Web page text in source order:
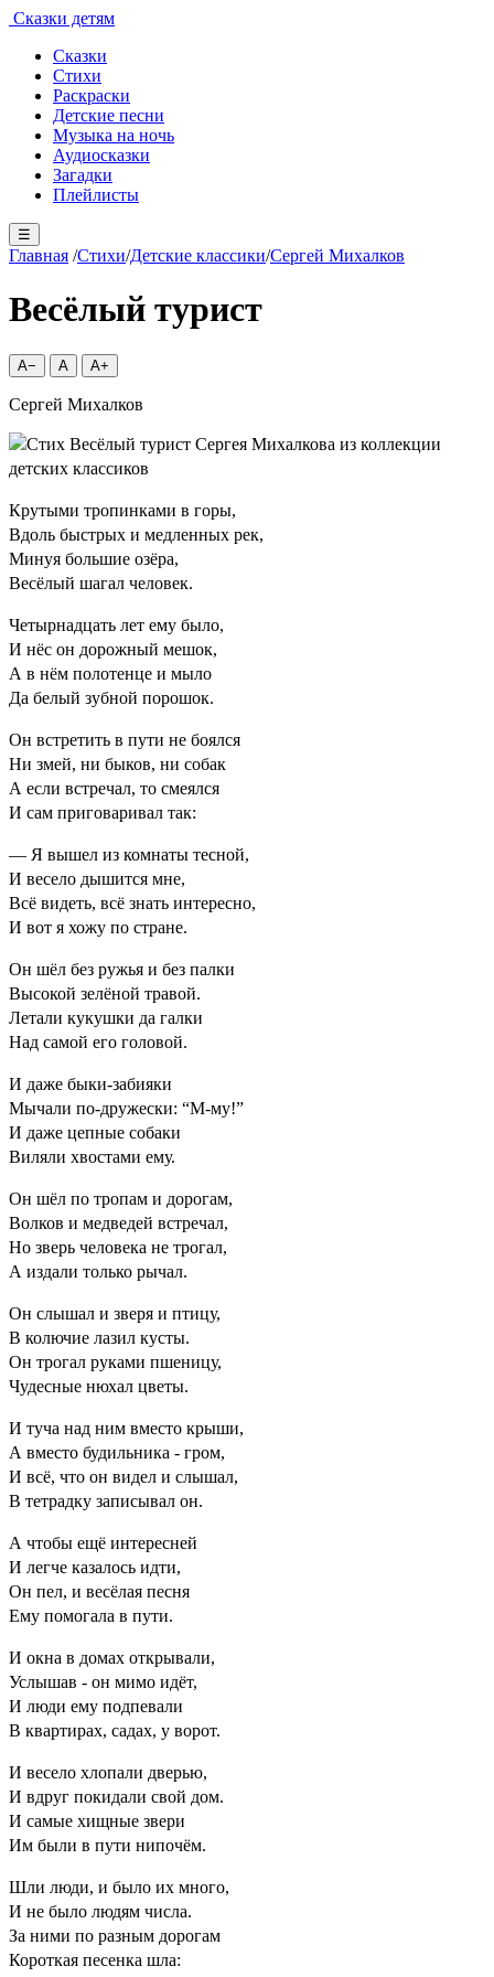
Сказки детям
Сказки
Стихи
Раскраски
Детские песни
Музыка на ночь
Аудиосказки
Загадки
Плейлисты
☰
Главная /Стихи/Детские классики/Сергей Михалков
Весёлый турист
A− A A+
Сергей Михалков
Крутыми тропинками в горы,
Вдоль быстрых и медленных рек,
Минуя большие озёра,
Весёлый шагал человек.
Четырнадцать лет ему было,
И нёс он дорожный мешок,
А в нём полотенце и мыло
Да белый зубной порошок.
Он встретить в пути не боялся
Ни змей, ни быков, ни собак
А если встречал, то смеялся
И сам приговаривал так:
— Я вышел из комнаты тесной,
И весело дышится мне,
Всё видеть, всё знать интересно,
И вот я хожу по стране.
Он шёл без ружья и без палки
Высокой зелёной травой.
Летали кукушки да галки
Над самой его головой.
И даже быки-забияки
Мычали по-дружески: “М-му!”
И даже цепные собаки
Виляли хвостами ему.
Он шёл по тропам и дорогам,
Волков и медведей встречал,
Но зверь человека не трогал,
А издали только рычал.
Он слышал и зверя и птицу,
В колючие лазил кусты.
Он трогал руками пшеницу,
Чудесные нюхал цветы.
И туча над ним вместо крыши,
А вместо будильника - гром,
И всё, что он видел и слышал,
В тетрадку записывал он.
А чтобы ещё интересней
И легче казалось идти,
Он пел, и весёлая песня
Ему помогала в пути.
И окна в домах открывали,
Услышав - он мимо идёт,
И люди ему подпевали
В квартирах, садах, у ворот.
И весело хлопали дверью,
И вдруг покидали свой дом.
И самые хищные звери
Им были в пути нипочём.
Шли люди, и было их много,
И не было людям числа.
За ними по разным дорогам
Короткая песенка шла: